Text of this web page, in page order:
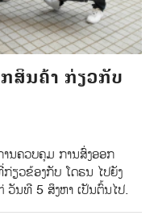
ສິນຄ້າ ກ່ຽວກັບ
ານຄວບຄຸມ ການສົ່ງອອກ
ຽວຂ້ອງກັບ ໂດຣນ ໄປຍັງ
ວັນທີ 5 ສິງຫາ ເປັນຕົ້ນໄປ.